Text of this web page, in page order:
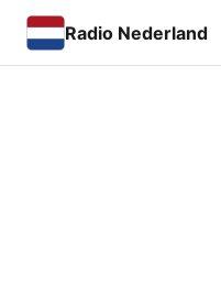
Radio Nederland